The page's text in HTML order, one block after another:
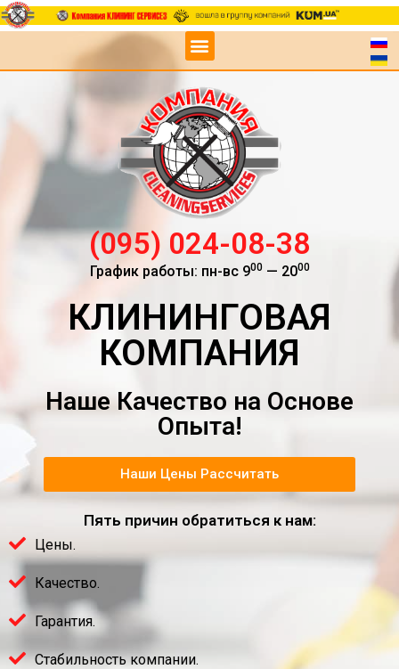
(095) 024-08-38
График работы: пн-вс 900— 2000
КЛИНИНГОВАЯ
КОМПАНИЯ
Наше Качество на Основе
Опыта!
Наши Цены Рассчитать
Пять причин обратиться к нам:
Цены.
Качество.
Гарантия.
Стабильность компании.